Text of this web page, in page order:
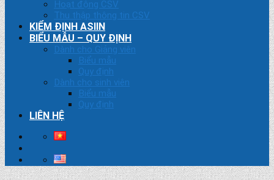
Hoạt động CSV
Thu thập thông tin CSV
KIỂM ĐỊNH ASIIN
BIỂU MẪU – QUY ĐỊNH
Dành cho Giảng viên
Biểu mẫu
Quy định
Dành cho sinh viên
Biểu mẫu
Quy định
LIÊN HỆ